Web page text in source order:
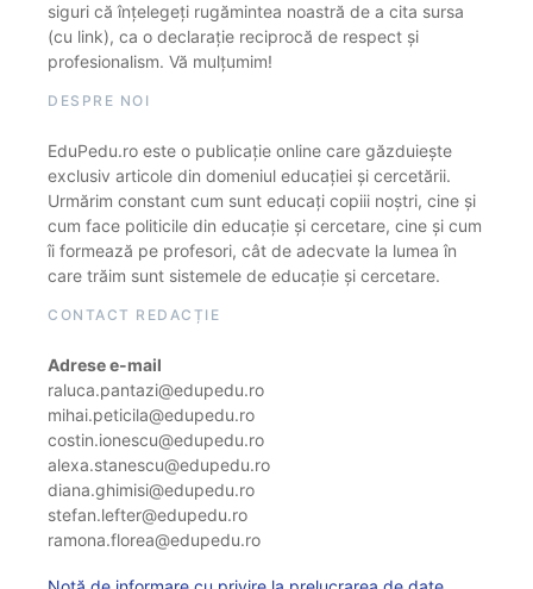
siguri că înțelegeți rugămintea noastră de a cita sursa
(cu link), ca o declarație reciprocă de respect și
profesionalism. Vă mulțumim!
DESPRE NOI
EduPedu.ro este o publicație online care găzduiește
exclusiv articole din domeniul educației și cercetării.
Urmărim constant cum sunt educați copiii noștri, cine și
cum face politicile din educație și cercetare, cine și cum
îi formează pe profesori, cât de adecvate la lumea în
care trăim sunt sistemele de educație și cercetare.
CONTACT REDACȚIE
Adrese e-mail
raluca.pantazi@edupedu.ro
mihai.peticila@edupedu.ro
costin.ionescu@edupedu.ro
alexa.stanescu@edupedu.ro
diana.ghimisi@edupedu.ro
stefan.lefter@edupedu.ro
ramona.florea@edupedu.ro